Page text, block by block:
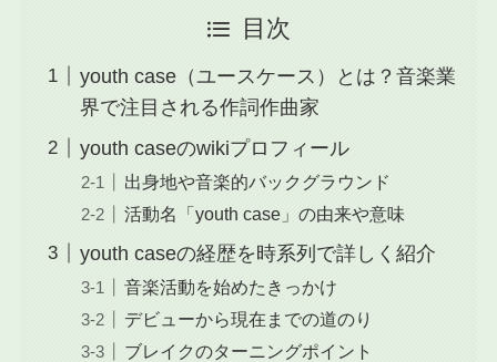
目次
youth case（ユースケース）とは？音楽業
界で注目される作詞作曲家
youth caseのwikiプロフィール
出身地や音楽的バックグラウンド
活動名「youth case」の由来や意味
youth caseの経歴を時系列で詳しく紹介
音楽活動を始めたきっかけ
デビューから現在までの道のり
ブレイクのターニングポイント